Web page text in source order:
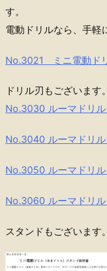
す。
電動ドリルなら、手軽
No.3021 ミニ電動ド
ドリル刃もございます。
No.3030 ルーマドリ
No.3040 ルーマドリ
No.3050 ルーマドリ
No.3060 ルーマドリ
スタンドもございます。